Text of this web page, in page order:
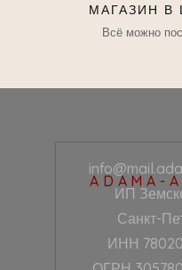
МАГАЗИН В
Всё можно
ADAMA-
ИП
Санкт-
ИНН